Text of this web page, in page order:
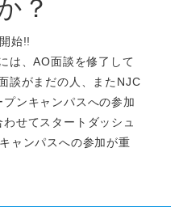
？
始!!
は、AO面談を修了して
談がまだの人、またNJC
ンキャンパスへの参加
せてスタートダッシュ
ャンパスへの参加が重